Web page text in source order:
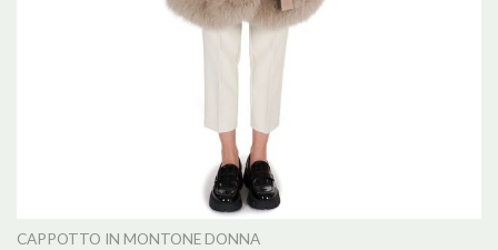
CAPPOTTO IN MONTONE DONNA